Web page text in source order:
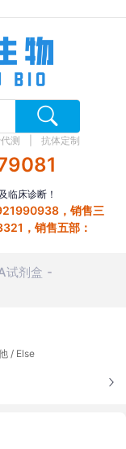
测 抗体定制
临床诊断！
，销售三
，销售五部：
试剂盒
/ Else